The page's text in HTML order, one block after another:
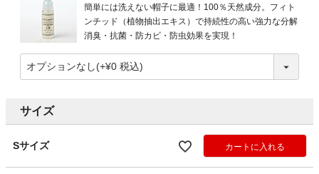
簡単には洗えない帽子に最適！100％天然成分。フィト
ンチッド（植物抽出エキス）で持続性の高い強力な分解
消臭・抗菌・防カビ・防虫効果を実現！
サイズ
Sサイズ カートに入れる